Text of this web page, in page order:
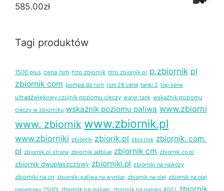
585.00zł
Tagi produktów
1500 plus cena rsm http zbiornik http zbiornik pl p.zbiornik pl
zbiornik com pompa do rsm rsm 28 cena tanki 2 top serw
ultradźwiękowy czujnik poziomu cieczy water tank wskaźnik poziomu
cieczy w zbiorniku wskaźnik poziomu paliwa www.zbiorni
www. zbiornik www.zbiornik.pl
www.zbiorniki zbionrik zbiorik.pl zbio rnik zbiornik. com.
pl zbiornik.pl strona zbiornik adblue zbiornik cm zbiornik co pl
zbiornik dwupłaszczowy zbiorniki.pl zbiorniki na nawozy
zbiorniki na on zbiorniki paliwa na wymiar zbiornik na olej zbiornik na olej
napędowy 2500l zbiornik na paliwo zbiornik na paliwo 400 l zbiornik